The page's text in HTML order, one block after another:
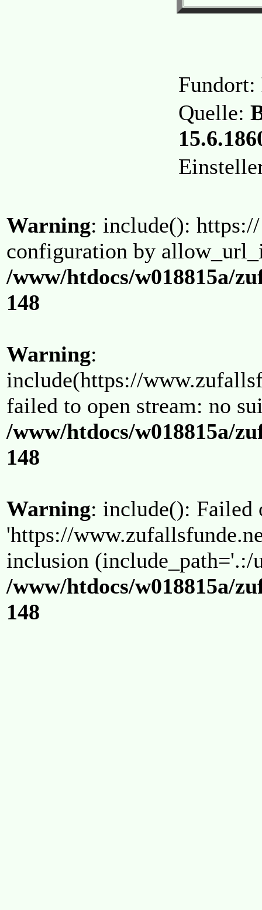
Fundort:
Quelle:
Warning: include():
configuration by
/www/htdocs/w018815a/
148
Warning:
include(https://
failed to open stream: no
/www/htdocs/w018815a/
148
Warning: include(): Failed
'https://
inclusion (include_path='.:/
/www/htdocs/w018815a/
148